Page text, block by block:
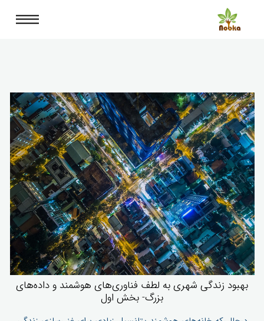
بهبود زندگی شهری به لطف فناوری‌های هوشمند و داده‌های
بزرگ- بخش اول